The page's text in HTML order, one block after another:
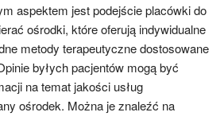
aspektem jest podejście placówki do
ośrodki, które oferują indywidualne
metody terapeutyczne dostosowane
byłych pacjentów mogą być
na temat jakości usług
ośrodek. Można je znaleźć na